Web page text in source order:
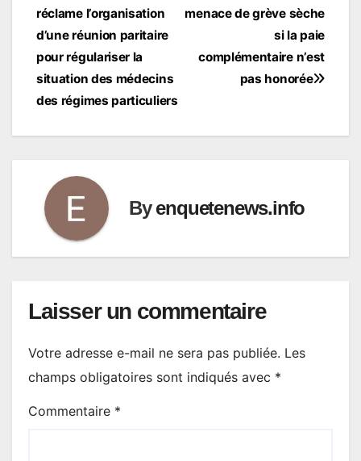
de
l’article
menace de grève sèche
si la paie
complémentaire n’est
pas honorée
réclame l’organisation
d’une réunion paritaire
pour régulariser la
situation des médecins
des régimes particuliers
Byenquetenews.info
Laisser un commentaire
Votre adresse e-mail ne sera pas publiée. Les
champs obligatoires sont indiqués avec *
Commentaire *